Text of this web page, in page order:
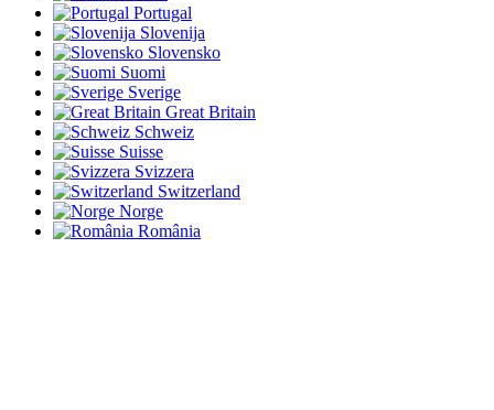
Portugal
Slovenija
Slovensko
Suomi
Sverige
Great Britain
Schweiz
Suisse
Svizzera
Switzerland
Norge
România